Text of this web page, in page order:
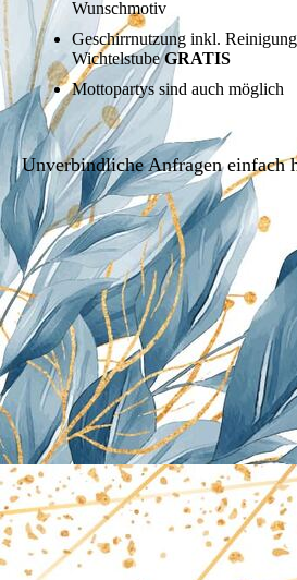
Wunschmotiv
Geschirrnutzung inkl.
WichtelstubeGRATIS
Mottopartys sind auch möglich
Unverbindliche Anfragen einfach